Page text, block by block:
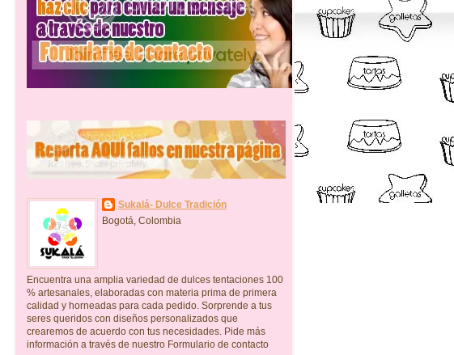
Sukalá- Dulce Tradición
Bogotá, Colombia
Encuentra una amplia variedad de dulces tentaciones 100
% artesanales, elaboradas con materia prima de primera
calidad y horneadas para cada pedido. Sorprende a tus
seres queridos con diseños personalizados que
crearemos de acuerdo con tus necesidades. Pide más
información a través de nuestro Formulario de contacto